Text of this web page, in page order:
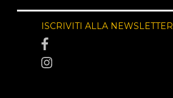
ISCRIVITI ALLA NEWSLETTER